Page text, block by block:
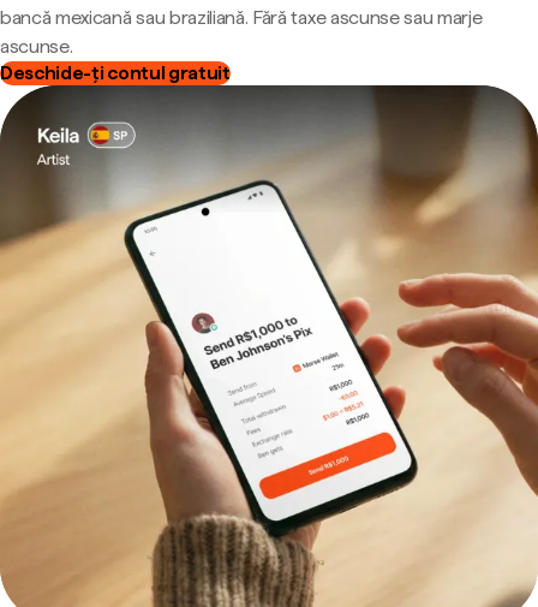
bancă mexicană sau braziliană. Fără taxe ascunse sau marje
ascunse.
Deschide-ți contul gratuit